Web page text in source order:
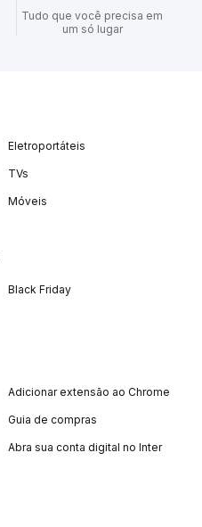
Tudo que você precisa em
um só lugar
Eletroportáteis
TVs
Móveis
Black Friday
Adicionar extensão ao Chrome
Guia de compras
Abra sua conta digital no Inter